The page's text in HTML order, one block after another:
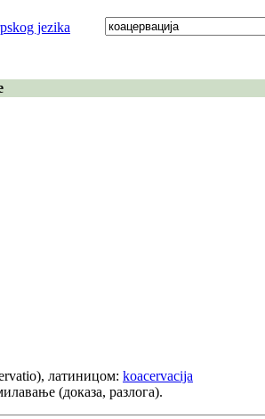
, латиницом: koacervacija
(доказа, разлога).